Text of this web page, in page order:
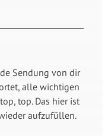
Sendung von dir
alle wichtigen
top. Das hier ist
aufzufüllen.